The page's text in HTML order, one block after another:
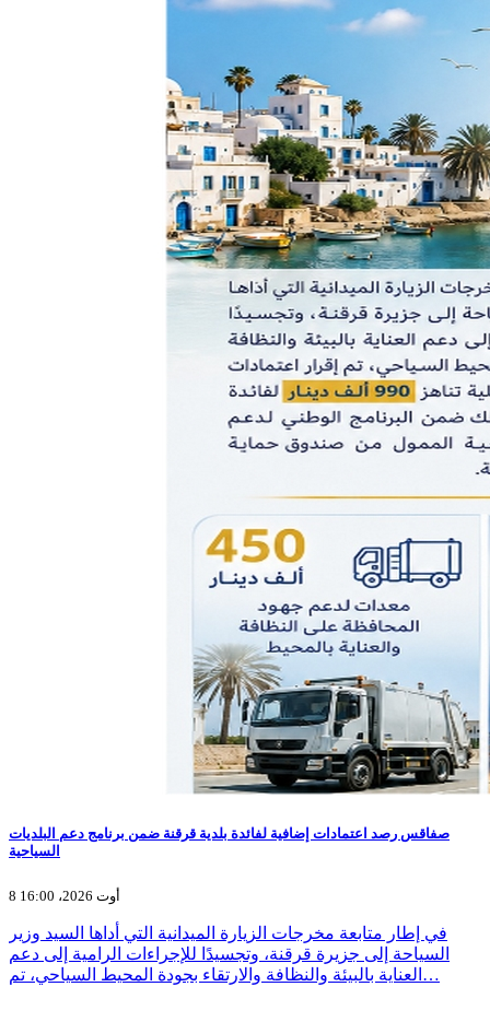
صفاقس رصد اعتمادات إضافية لفائدة بلدية قرقنة ضمن برنامج دعم البلديات
السياحية
8 أوت 2026، 16:00
في إطار متابعة مخرجات الزيارة الميدانية التي أداها السيد وزير
السياحة إلى جزيرة قرقنة، وتجسيدًا للإجراءات الرامية إلى دعم
العناية بالبيئة والنظافة والارتقاء بجودة المحيط السياحي، تم…